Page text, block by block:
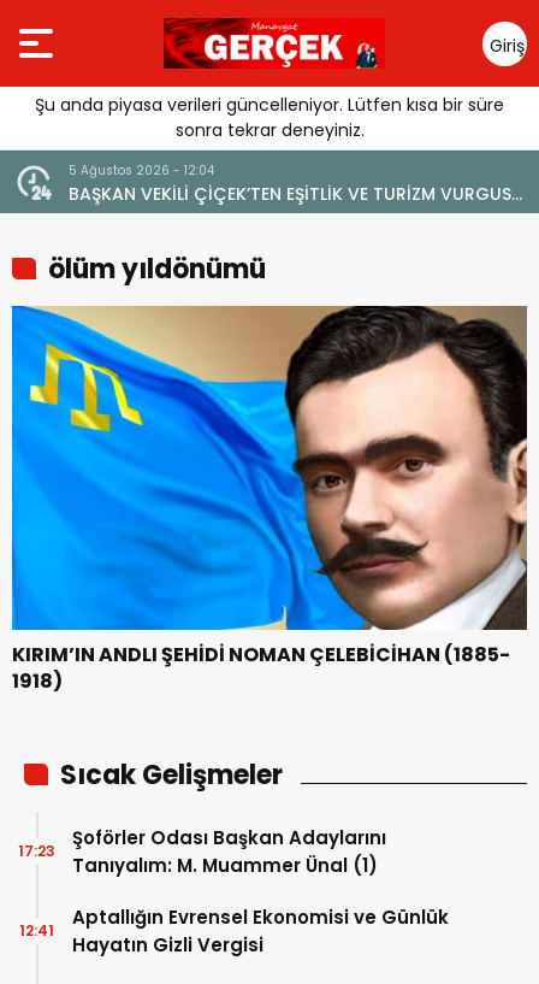
Giriş
Yap
Şu anda piyasa verileri güncelleniyor. Lütfen kısa bir süre
sonra tekrar deneyiniz.
5 Ağustos 2026 - 12:04
BAŞKAN VEKİLİ ÇİÇEK’TEN EŞİTLİK VE TURİZM VURGUSU:
“MANAVGAT’IN MARKA DEĞERİNE ZARAR VERİLMEMELİ”
ölüm yıldönümü
KIRIM’IN ANDLI ŞEHİDİ NOMAN ÇELEBİCİHAN (1885-
1918)
Sıcak Gelişmeler
Şoförler Odası Başkan Adaylarını
Tanıyalım: M. Muammer Ünal (1)
17:23
Aptallığın Evrensel Ekonomisi ve Günlük
Hayatın Gizli Vergisi
12:41